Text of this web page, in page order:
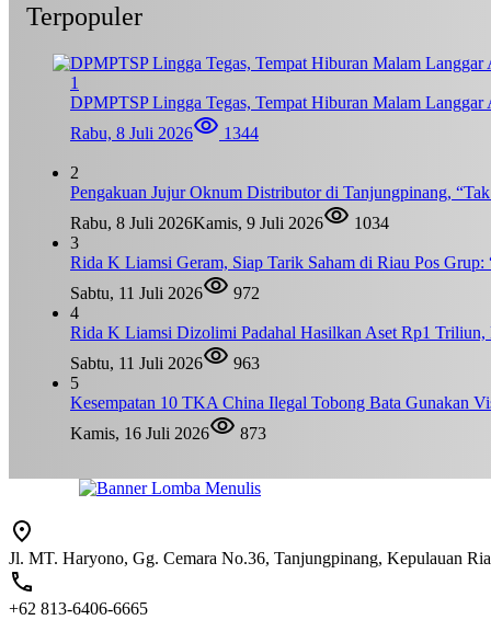
Terpopuler
1
DPMPTSP Lingga Tegas, Tempat Hiburan Malam Langgar
Rabu, 8 Juli 2026
1344
2
Pengakuan Jujur Oknum Distributor di Tanjungpinang,
Rabu, 8 Juli 2026Kamis, 9 Juli 2026
1034
3
Rida K Liamsi Geram, Siap Tarik Saham di Riau Pos
Sabtu, 11 Juli 2026
972
4
Rida K Liamsi Dizolimi Padahal Hasilkan Aset Rp1 Triliun,
Sabtu, 11 Juli 2026
963
5
Kesempatan 10 TKA China Ilegal Tobong Bata Gunakan
Kamis, 16 Juli 2026
873
Jl. MT. Haryono, Gg. Cemara No.36, Tanjungpinang, Kepulauan
+62 813-6406-6665